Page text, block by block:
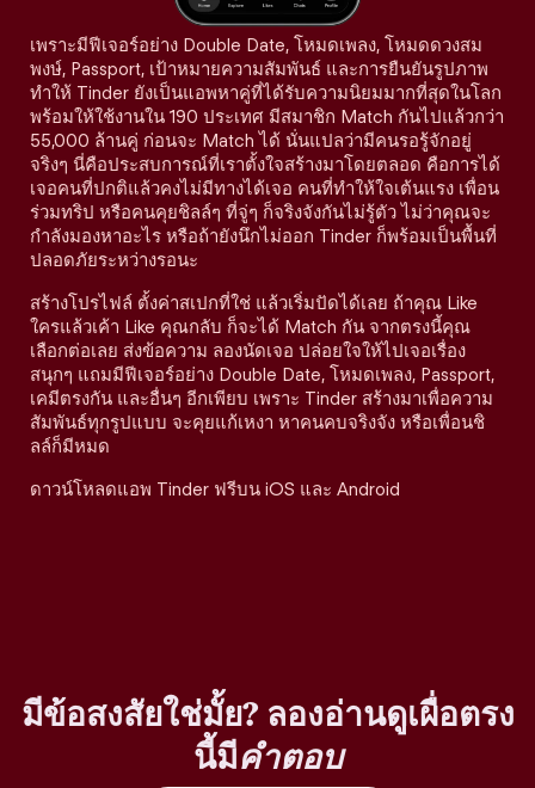
เพราะมีฟีเจอร์อย่าง Double Date, โหมดเพลง, โหมดดวงสม
พงษ์, Passport, เป้าหมายความสัมพันธ์ และการยืนยันรูปภาพ
ทำให้ Tinder ยังเป็นแอพหาคู่ที่ได้รับความนิยมมากที่สุดในโลก
พร้อมให้ใช้งานใน 190 ประเทศ มีสมาชิก Match กันไปแล้วกว่า
55,000 ล้านคู่ ก่อนจะ Match ได้ นั่นแปลว่ามีคนรอรู้จักอยู่
จริงๆ นี่คือประสบการณ์ที่เราตั้งใจสร้างมาโดยตลอด คือการได้
เจอคนที่ปกติแล้วคงไม่มีทางได้เจอ คนที่ทำให้ใจเต้นแรง เพื่อน
ร่วมทริป หรือคนคุยชิลล์ๆ ที่จู่ๆ ก็จริงจังกันไม่รู้ตัว ไม่ว่าคุณจะ
กำลังมองหาอะไร หรือถ้ายังนึกไม่ออก Tinder ก็พร้อมเป็นพื้นที่
ปลอดภัยระหว่างรอนะ
สร้างโปรไฟล์ ตั้งค่าสเปกที่ใช่ แล้วเริ่มปัดได้เลย ถ้าคุณ Like
ใครแล้วเค้า Like คุณกลับ ก็จะได้ Match กัน จากตรงนี้คุณ
เลือกต่อเลย ส่งข้อความ ลองนัดเจอ ปล่อยใจให้ไปเจอเรื่อง
สนุกๆ แถมมีฟีเจอร์อย่าง Double Date, โหมดเพลง, Passport,
เคมีตรงกัน และอื่นๆ อีกเพียบ เพราะ Tinder สร้างมาเพื่อความ
สัมพันธ์ทุกรูปแบบ จะคุยแก้เหงา หาคนคบจริงจัง หรือเพื่อนชิ
ลล์ก็มีหมด
ดาวน์โหลดแอพ Tinder ฟรีบน iOS และ Android
มีข้อสงสัยใช่มั้ย? ลองอ่านดูเผื่อตรง
นี้มีคำตอบ